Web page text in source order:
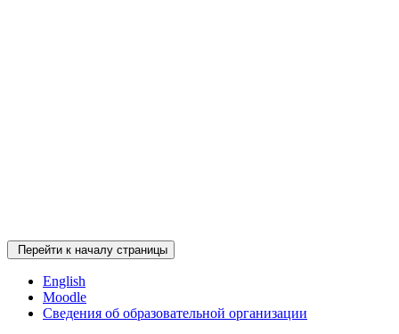
Перейти к началу страницы
English
Moodle
Сведения об образовательной организации